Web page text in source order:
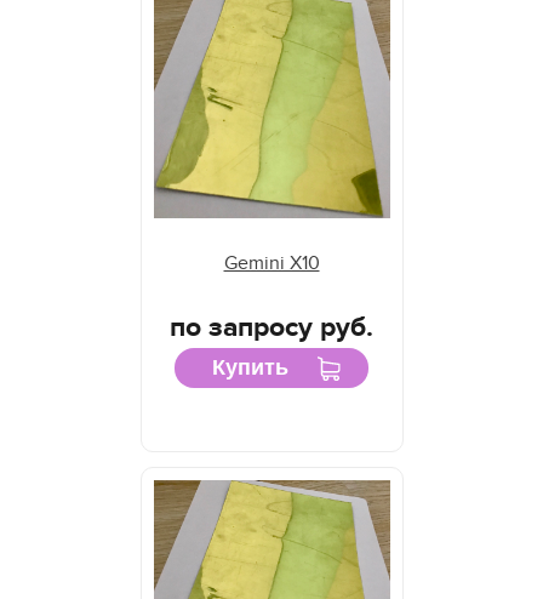
Gemini X10
по запросу руб.
Купить